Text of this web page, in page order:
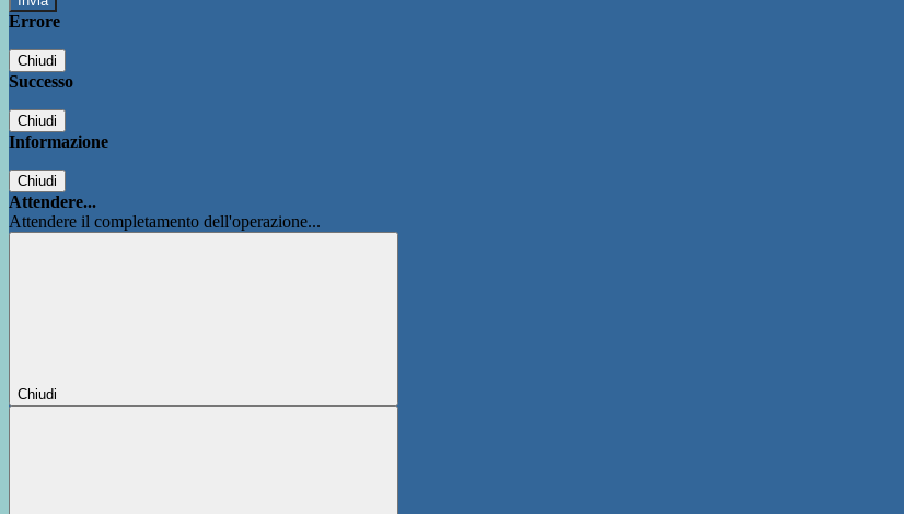
Errore
Chiudi
Successo
Chiudi
Informazione
Chiudi
Attendere...
Attendere il completamento dell'operazione...
Chiudi